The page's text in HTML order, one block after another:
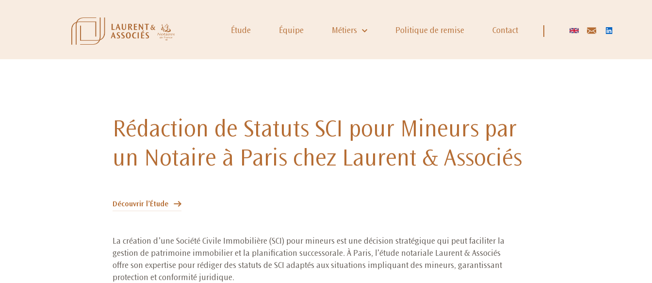
Étude Équipe Métiers Politique de remise Contact
Rédaction de Statuts SCI pour Mineurs par
un Notaire à Paris chez Laurent & Associés
Découvrir l’Étude
La création d’une Société Civile Immobilière (SCI) pour mineurs est une décision stratégique qui peut faciliter la
gestion de patrimoine immobilier et la planification successorale. À Paris, l’étude notariale Laurent & Associés
offre son expertise pour rédiger des statuts de SCI adaptés aux situations impliquant des mineurs, garantissant
protection et conformité juridique.